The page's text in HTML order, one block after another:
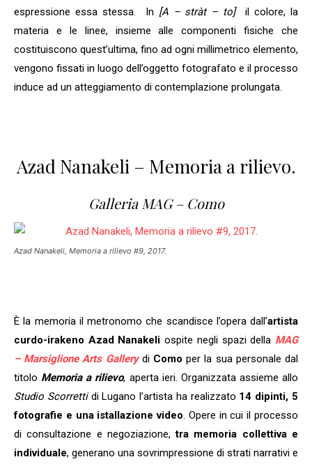
espressione essa stessa. In [A – stràt – to]
il colore, la
materia e le linee, insieme alle componenti fisiche che
costituiscono quest’ultima, fino ad ogni millimetrico elemento,
vengono fissati in luogo dell’oggetto fotografato e il processo
induce ad un atteggiamento di contemplazione prolungata.
Azad Nanakeli – Memoria a rilievo.
Galleria MAG – Como
Azad Nanakeli, Memoria a rilievo #9, 2017.
È la memoria il metronomo che scandisce l’opera dall’artista
curdo-irakeno Azad Nanakeli ospite negli spazi della MAG
– Marsiglione Arts Gallery di Como per la sua personale dal
titolo Memoria a rilievo, aperta ieri. Organizzata assieme allo
Studio Scorrettidi Lugano l’artista ha realizzato 14 dipinti, 5
fotografie e una istallazione video. Opere in cui il processo
di consultazione e negoziazione,tra memoria collettiva e
individuale, generano una sovrimpressione di strati narrativi e